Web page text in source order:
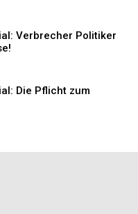
Verbrecher Politiker
Die Pflicht zum